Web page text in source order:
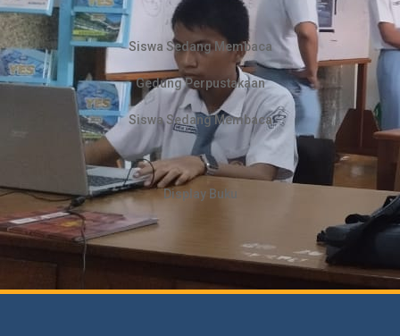
Siswa Sedang Membaca
Gedung Perpustakaan
Siswa Sedang Membaca
Display Buku